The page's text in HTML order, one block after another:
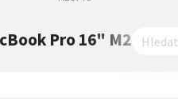
Pro 16" M2 …